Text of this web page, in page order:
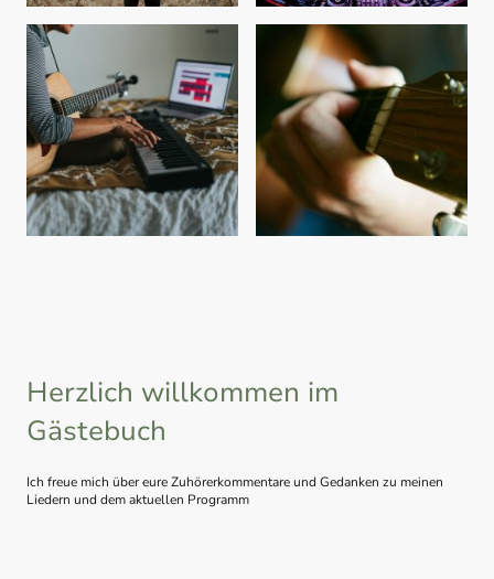
Herzlich willkommen im
Gästebuch
Ich freue mich über eure Zuhörerkommentare und Gedanken zu meinen
Liedern und dem aktuellen Programm